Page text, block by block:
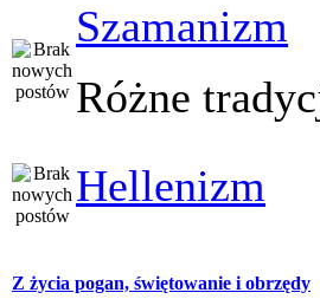
Szamanizm
Różne
Hellenizm
Z życia pogan, świętowanie i obrzędy